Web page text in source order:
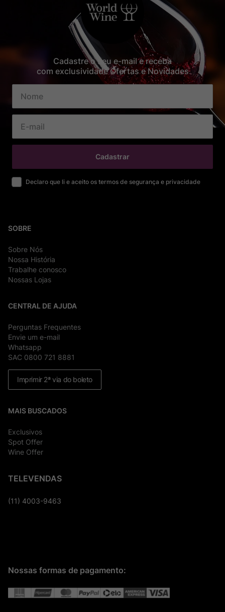
Cadastre o seu e-mail e receba
com exclusividade Ofertas e Novidades
Cadastrar
Declaro que li e aceito os termos de segurança e privacidade
SOBRE
Sobre Nós
Nossa História
Trabalhe conosco
Nossas Lojas
CENTRAL DE AJUDA
Perguntas Frequentes
Envie um e-mail
Whatsapp
SAC 0800 721 8881
Imprimir 2ª via do boleto
MAIS BUSCADOS
Exclusivos
Spot Offer
Wine Offer
TELEVENDAS
(11) 4003-9463
Nossas formas de pagamento: